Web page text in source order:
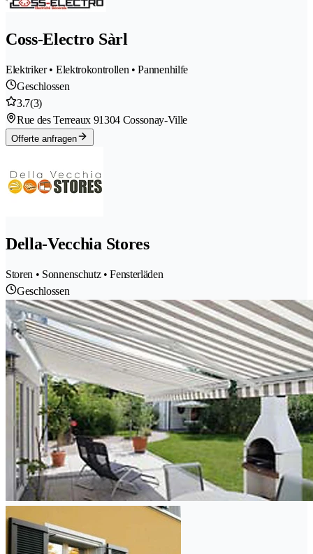
Coss-Electro Sàrl
Elektriker • Elektrokontrollen • Pannenhilfe
Geschlossen
3.7(3)
Rue des Terreaux 91304 Cossonay-Ville
Offerte anfragen
Della-Vecchia Stores
Storen • Sonnenschutz • Fensterläden
Geschlossen